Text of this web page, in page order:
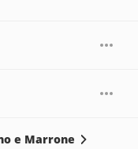
e Marrone